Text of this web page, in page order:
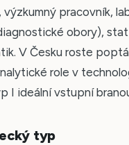
výzkumný pracovník,
obory),
V Česku roste
role v
I ideální vstupní
typ